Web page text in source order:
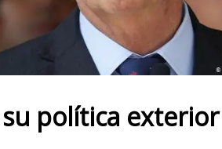
política